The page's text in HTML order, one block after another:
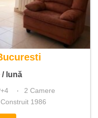
2 camere
/ lună
2 Camere
Construit 1986